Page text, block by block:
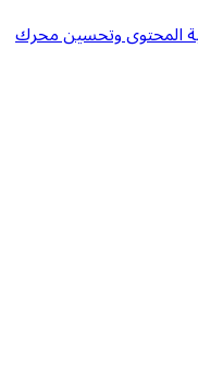
المحتوى وتحسين محرك